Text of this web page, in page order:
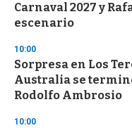
Carnaval 2027 y
escenario
10:00
Sorpresa en Los
Australia se
Rodolfo Ambrosio
10:00